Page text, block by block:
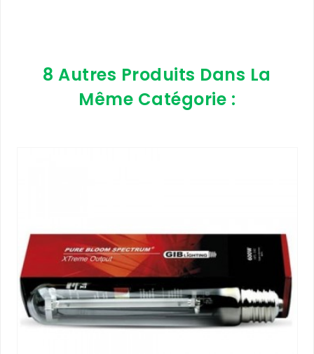
8 Autres Produits Dans La
Même Catégorie :